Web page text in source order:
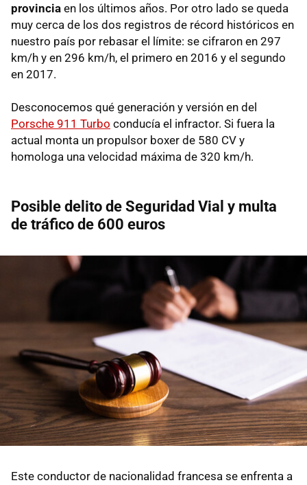
provincia en los últimos años. Por otro lado se queda
muy cerca de los dos registros de récord históricos en
nuestro país por rebasar el límite: se cifraron en 297
km/h y en 296 km/h, el primero en 2016 y el segundo
en 2017.
Desconocemos qué generación y versión en del
Porsche 911 Turbo conducía el infractor. Si fuera la
actual monta un propulsor boxer de 580 CV y
homologa una velocidad máxima de 320 km/h.
Posible delito de Seguridad Vial y multa
de tráfico de 600 euros
Este conductor de nacionalidad francesa se enfrenta a